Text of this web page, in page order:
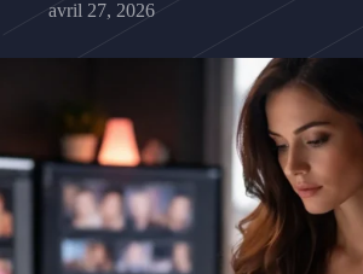
avril 27, 2026